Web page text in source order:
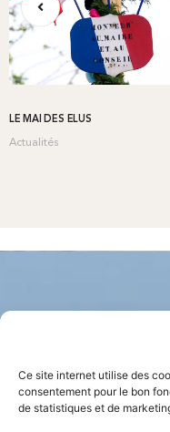
Ce site internet utilise des
consentement pour le bon
de statistiques et de
LE MAI DES ÉLUS
Actualités